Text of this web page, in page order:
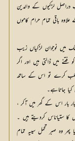
دراصل لڑکیوں کے والدین
باقی تمام حرام کاموں
میں نوجوان لڑکیاں زیب
میں ڈالتی ہیں اور اگر
طلب کرے تو اس کے ساتھ
جاتاہے۔
بار اس کے گھر میں آکر ،
ستیاناس کردیتے ہیں ۔
پھر وہ صبر تحمل سییہ تمام